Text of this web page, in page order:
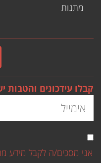
מתנות
קבלו עידכונים והטבות
אני מסכים/ה לקבל מידע